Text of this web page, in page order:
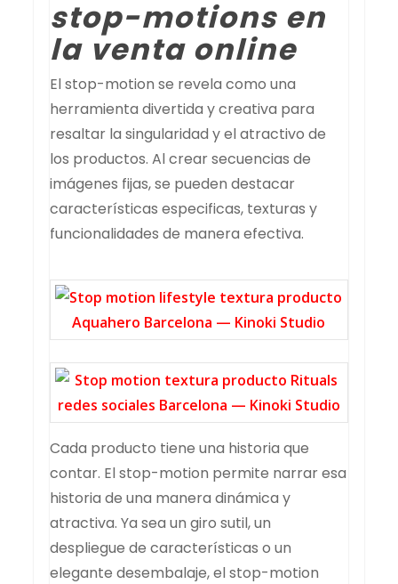
stop-motions en
la venta online
El stop-motion se revela como una
herramienta divertida y creativa para
resaltar la singularidad y el atractivo de
los productos. Al crear secuencias de
imágenes fijas, se pueden destacar
características especificas, texturas y
funcionalidades de manera efectiva.
Cada producto tiene una historia que
contar. El stop-motion permite narrar esa
historia de una manera dinámica y
atractiva. Ya sea un giro sutil, un
despliegue de características o un
elegante desembalaje, el stop-motion